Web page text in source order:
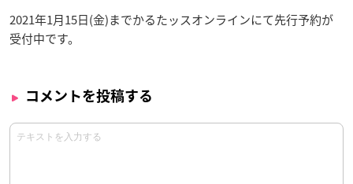
2021年1月15日(金)までかるたッスオンラインにて先行予約が
受付中です。
コメントを投稿する